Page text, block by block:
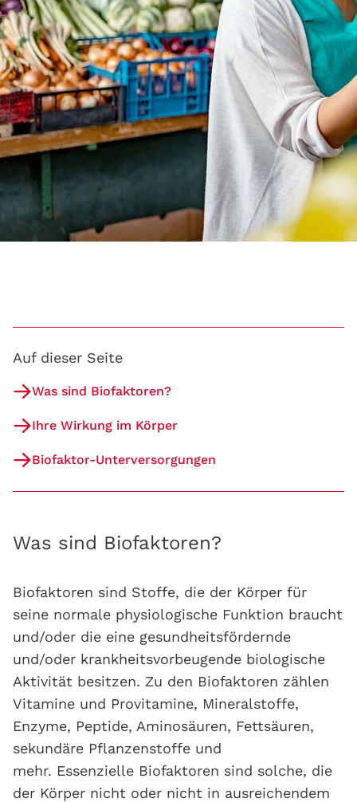
Auf dieser Seite
Was sind Biofaktoren?
Ihre Wirkung im Körper
Biofaktor-Unterversorgungen
Was sind Biofaktoren?
Biofaktoren sind Stoffe, die der Körper für
seine normale physiologische Funktion braucht
und/oder die eine gesundheitsfördernde
und/oder krankheitsvorbeugende biologische
Aktivität besitzen. Zu den Biofaktoren zählen
Vitamine und Provitamine, Mineralstoffe,
Enzyme, Peptide, Aminosäuren, Fettsäuren,
sekundäre Pflanzenstoffe und
mehr. Essenzielle Biofaktoren sind solche, die
der Körper nicht oder nicht in ausreichendem